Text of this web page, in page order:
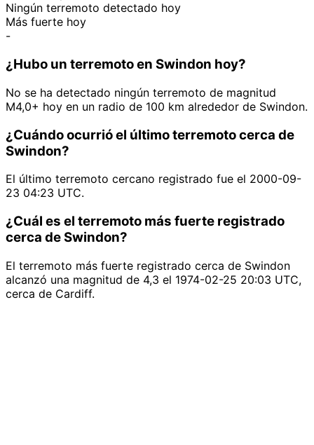
Ningún terremoto detectado hoy
Más fuerte hoy
-
¿Hubo un terremoto en Swindon hoy?
No se ha detectado ningún terremoto de magnitud
M4,0+ hoy en un radio de 100 km alrededor de Swindon.
¿Cuándo ocurrió el último terremoto cerca de
Swindon?
El último terremoto cercano registrado fue el 2000-09-
23 04:23 UTC.
¿Cuál es el terremoto más fuerte registrado
cerca de Swindon?
El terremoto más fuerte registrado cerca de Swindon
alcanzó una magnitud de 4,3 el 1974-02-25 20:03 UTC,
cerca de Cardiff.